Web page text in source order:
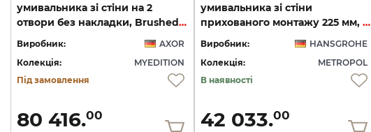
умивальника зі стіни на 2
отвори без накладки, Brushed Black Chrome 47062340
Виробник:
AXOR
Колекція:
MYEDITION
Під замовлення
80 416.00
умивальника зі стіни
прихованого монтажу 225 мм, Brushed Black Chrome (32526340)
Виробник:
HANSGROHE
Колекція:
METROPOL
В наявності
42 033.00